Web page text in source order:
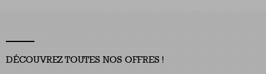
DÉCOUVREZ TOUTES NOS OFFRES !